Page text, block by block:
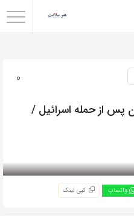
0
پس از حمله اسرائیل /
واتساپ کپی لینک